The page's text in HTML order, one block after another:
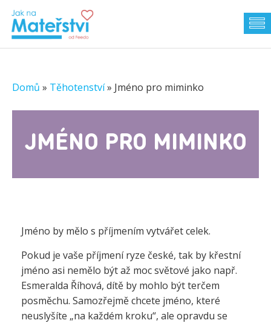
Domů » Těhotenství» Jméno pro miminko
JMÉNO PRO MIMINKO
Jméno by mělo s příjmením vytvářet celek.
Pokud je vaše příjmení ryze české, tak by křestní
jméno asi nemělo být až moc světové jako např.
Esmeralda Říhová, dítě by mohlo být terčem
posměchu. Samozřejmě chcete jméno, které
neuslyšíte „na každém kroku“, ale opravdu se